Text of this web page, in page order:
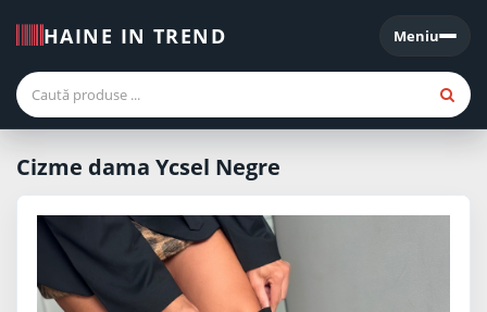
HAINE IN TREND Meniu
Meniu
Cizme dama Ycsel Negre